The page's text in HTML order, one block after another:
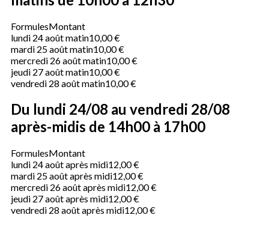
FormulesMontant
lundi 24 août matin10,00 €
mardi 25 août matin10,00 €
mercredi 26 août matin10,00 €
jeudi 27 août matin10,00 €
vendredi 28 août matin10,00 €
Du lundi 24/08 au vendredi 28/08
après-midis de 14h00 à 17h00
FormulesMontant
lundi 24 août après midi12,00 €
mardi 25 août après midi12,00 €
mercredi 26 août après midi12,00 €
jeudi 27 août après midi12,00 €
vendredi 28 août après midi12,00 €